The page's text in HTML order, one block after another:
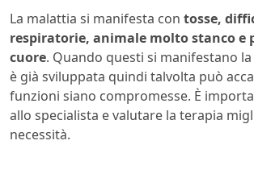
La malattia si manifesta con tosse,
respiratorie, animale molto stanco e
cuore. Quando questi si manifestano
è già sviluppata quindi talvolta può
funzioni siano compromesse. È
allo specialista e valutare la terapia
necessità.